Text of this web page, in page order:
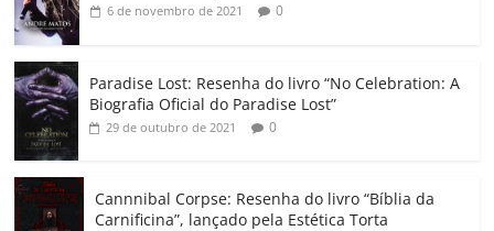
6 de novembro de 2021 0
Paradise Lost: Resenha do livro “No Celebration: A
Biografia Oficial do Paradise Lost”
29 de outubro de 2021 0
Cannnibal Corpse: Resenha do livro “Bíblia da
Carnificina”, lançado pela Estética Torta